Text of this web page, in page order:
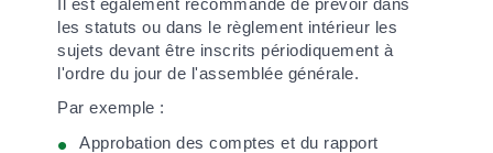
les statuts ou dans le règlement intérieur les
sujets devant être inscrits périodiquement à
l'ordre du jour de l'assemblée générale.
Par exemple :
Approbation des comptes et du rapport